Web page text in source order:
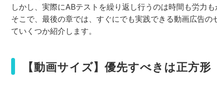
しかし、実際にABテストを繰り返し行うのは時間も労力
そこで、最後の章では、すぐにでも実践できる動画広告の
ていくつか紹介します。
【動画サイズ】優先すべきは正方形